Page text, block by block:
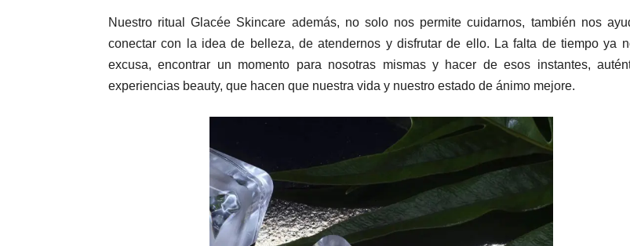
Nuestro ritual Glacée Skincare además, no solo nos permite cuidarnos, también nos
conectar con la idea de belleza, de atendernos y disfrutar de ello. La falta de tiempo ya
excusa, encontrar un momento para nosotras mismas y hacer de esos instantes,
experiencias beauty, que hacen que nuestra vida y nuestro estado de ánimo mejore.